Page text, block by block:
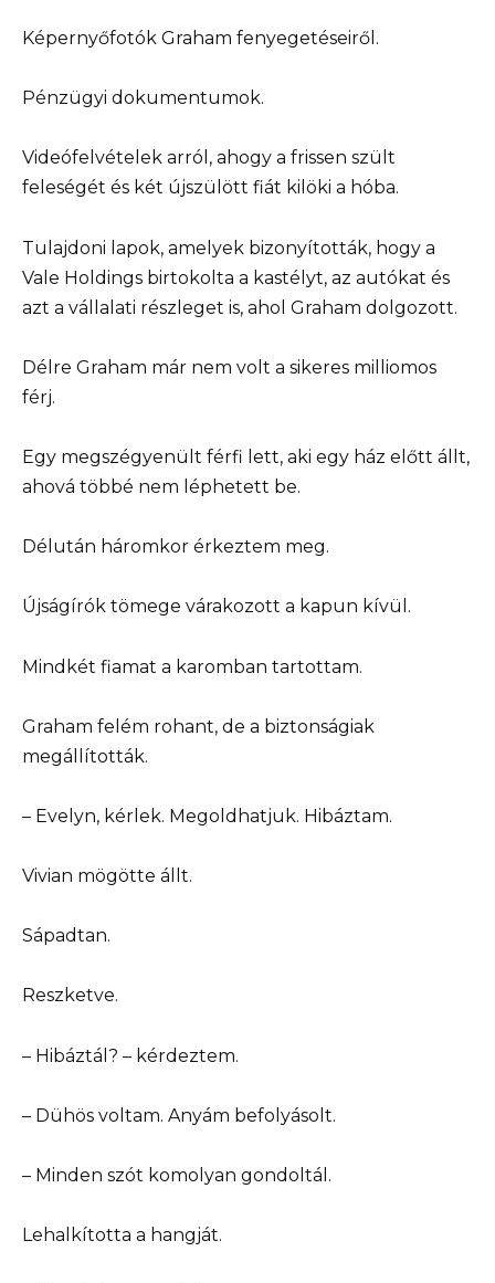
Képernyőfotók Graham fenyegetéseiről.
Pénzügyi dokumentumok.
Videófelvételek arról, ahogy a frissen szült
feleségét és két újszülött fiát kilöki a hóba.
Tulajdoni lapok, amelyek bizonyították, hogy a
Vale Holdings birtokolta a kastélyt, az autókat és
azt a vállalati részleget is, ahol Graham dolgozott.
Délre Graham már nem volt a sikeres milliomos
férj.
Egy megszégyenült férfi lett, aki egy ház előtt állt,
ahová többé nem léphetett be.
Délután háromkor érkeztem meg.
Újságírók tömege várakozott a kapun kívül.
Mindkét fiamat a karomban tartottam.
Graham felém rohant, de a biztonságiak
megállították.
– Evelyn, kérlek. Megoldhatjuk. Hibáztam.
Vivian mögötte állt.
Sápadtan.
Reszketve.
– Hibáztál? – kérdeztem.
– Dühös voltam. Anyám befolyásolt.
– Minden szót komolyan gondoltál.
Lehalkította a hangját.